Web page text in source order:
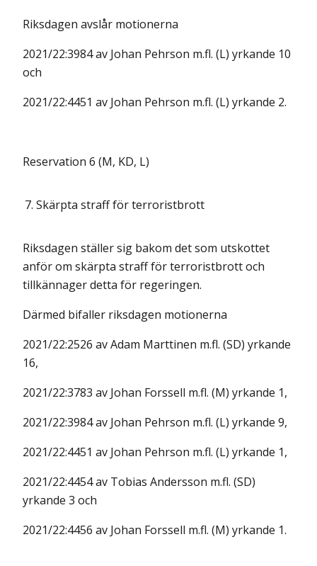
Riksdagen avslår motionerna
2021/22:3984 av Johan Pehrson m.fl. (L) yrkande 10
och
2021/22:4451 av Johan Pehrson m.fl. (L) yrkande 2.
Reservation 6 (M, KD, L)
7. Skärpta straff för terroristbrott
Riksdagen ställer sig bakom det som utskottet
anför om skärpta straff för terroristbrott och
tillkännager detta för regeringen.
Därmed bifaller riksdagen motionerna
2021/22:2526 av Adam Marttinen m.fl. (SD) yrkande
16,
2021/22:3783 av Johan Forssell m.fl. (M) yrkande 1,
2021/22:3984 av Johan Pehrson m.fl. (L) yrkande 9,
2021/22:4451 av Johan Pehrson m.fl. (L) yrkande 1,
2021/22:4454 av Tobias Andersson m.fl. (SD)
yrkande 3 och
2021/22:4456 av Johan Forssell m.fl. (M) yrkande 1.